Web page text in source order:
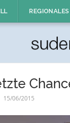
REGIONALES
15/06/2015